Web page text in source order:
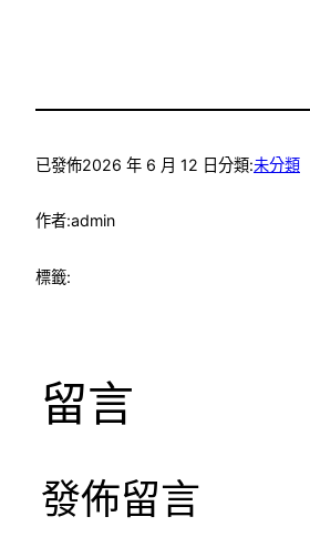
已發佈2026 年 6 月 12 日分類:未分類
作者:admin
標籤:
留言
發佈留言